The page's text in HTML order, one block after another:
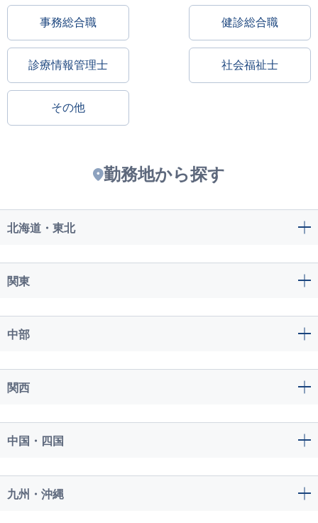
事務総合職 健診総合職
診療情報管理士 社会福祉士
その他
勤務地から探す
北海道・東北
関東
中部
関西
中国・四国
九州・沖縄